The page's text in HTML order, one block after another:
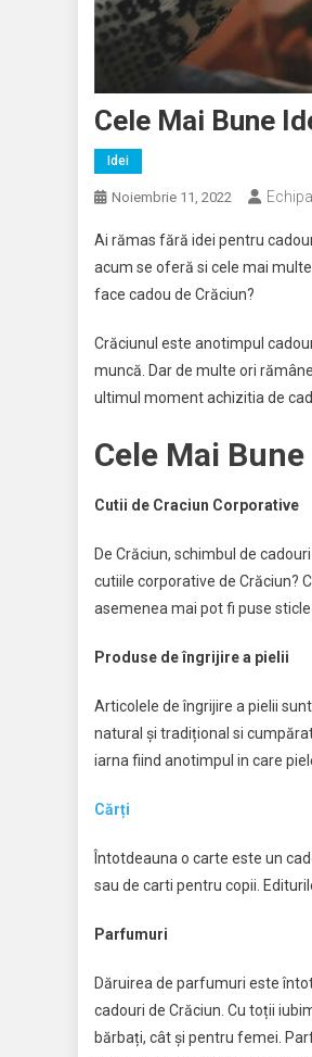
Cele Mai Bune
Idei
Noiembrie 11, 2022
Ai rămas fără idei pentru
acum se oferă si cele mai
face cadou de Crăciun?
Crăciunul este anotimpul
muncă. Dar de multe ori
ultimul moment achizitia de
Cele Mai
Cutii de Craciun Corporative
De Crăciun, schimbul de
cutiile corporative de Crăciun?
asemenea mai pot fi puse
Produse de îngrijire a pielii
Articolele de îngrijire a pielii
natural și tradițional si
iarna fiind anotimpul in care
Cărți
Întotdeauna o carte este un
sau de carti pentru copii.
Parfumuri
Dăruirea de parfumuri este
cadouri de Crăciun. Cu toții
bărbați, cât și pentru femei.